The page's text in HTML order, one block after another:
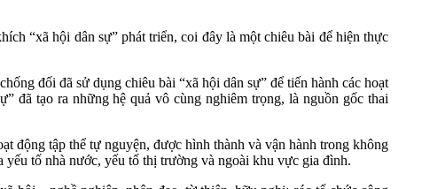
“xã hội dân sự” phát triển, coi đây là một chiêu bài để hiện thực
đối đã sử dụng chiêu bài “xã hội dân sự” để tiến hành các hoạt
đã tạo ra những hệ quả vô cùng nghiêm trọng, là nguồn gốc thai
động tập thể tự nguyện, được hình thành và vận hành trong không
tố nhà nước, yếu tố thị trường và ngoài khu vực gia đình.